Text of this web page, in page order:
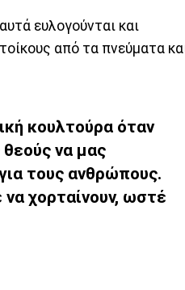
ευλογούνται και
από τα πνεύματα
κουλτούρα όταν
να μας
τους ανθρώπους.
να χορταίνουν, ωστέ